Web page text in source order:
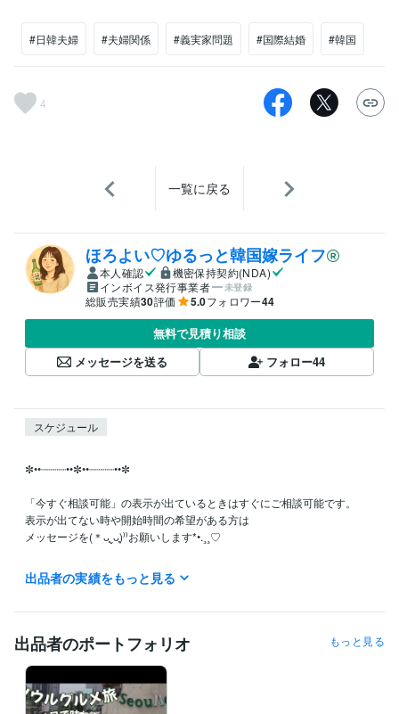
#日韓夫婦 #夫婦関係 #義実家問題 #国際結婚 #韓国
4
一覧に戻る
ほろよい♡ゆるっと韓国嫁ライフ
本人確認
機密保持契約(NDA)
インボイス発行事業者
未登録
総販売実績30評価 5.0フォロワー44
無料で見積り相談
メッセージを送る
フォロー44
スケジュール
✼••┈┈┈┈••✼••┈┈┈┈••✼
「今すぐ相談可能」の表示が出ているときはすぐにご相談可能です。
表示が出てない時や開始時間の希望がある方は
メッセージを(＊ᴗ͈ˬᴗ͈)⁾⁾お願いします*•.¸¸♡
クリエイター / 動画クリエイター 経験年数 : 4年
得意分野
悩み相談・カウンセリング
恋愛相談
出品者の実績をもっと見る
出品者のポートフォリオ もっと見る